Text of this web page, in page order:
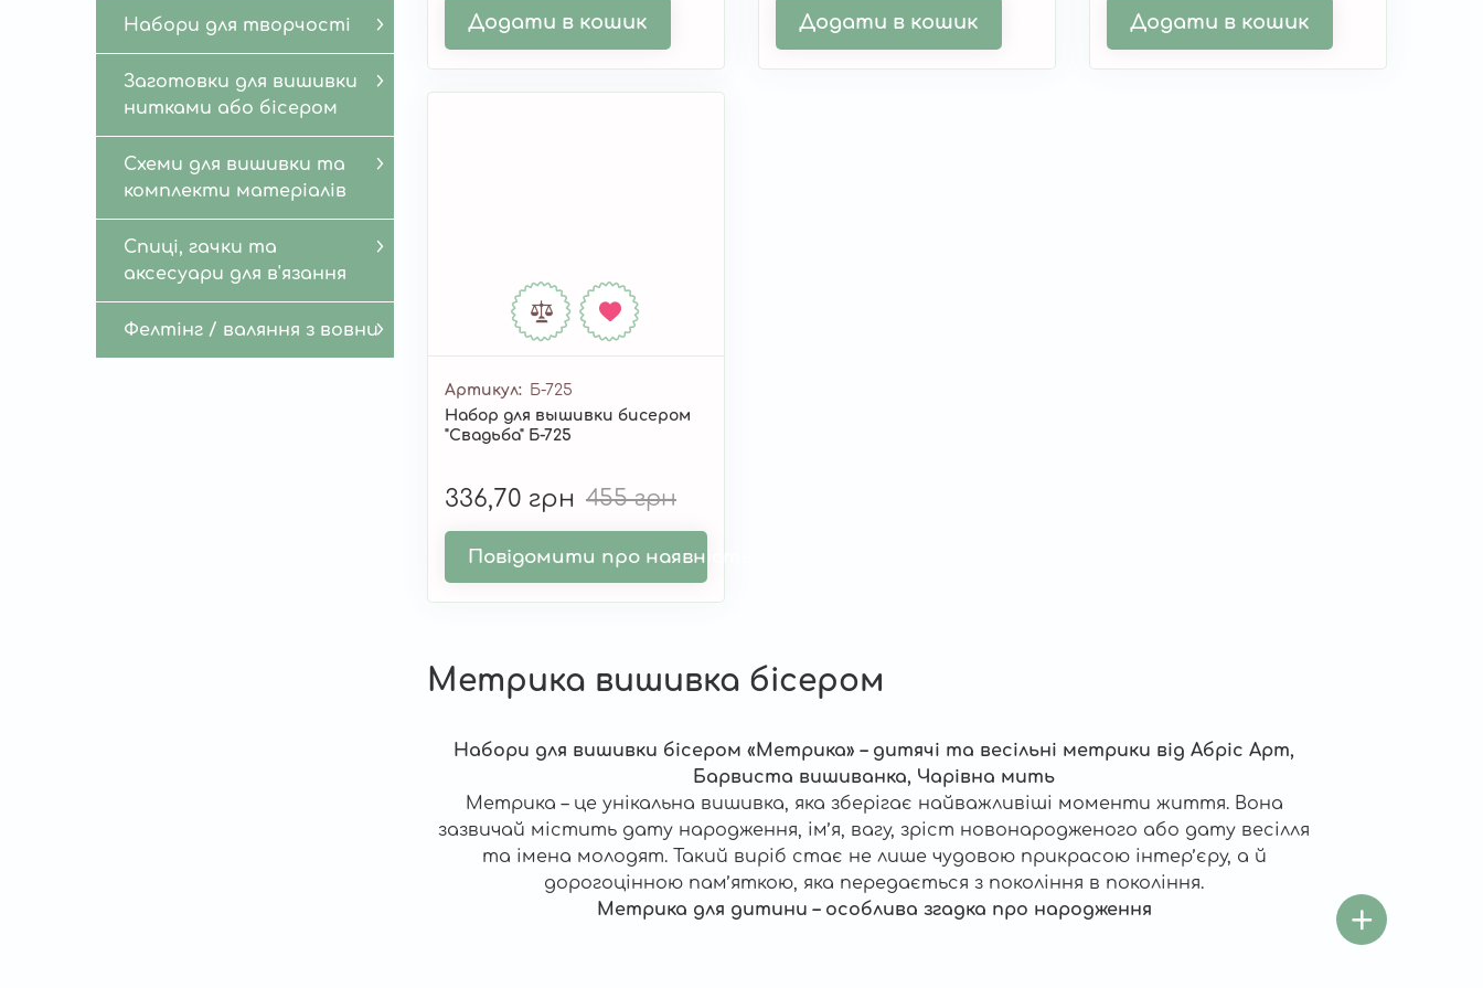
Додати в кошик Додати в кошик Додати в кошик
Артикул
Б-725
Набор для вышивки бисером
"Свадьба" Б-725
336,70 грн 455 грн
Повідомити про наявність
Метрика вишивка бісером
Набори для вишивки бісером «Метрика» – дитячі та весільні метрики від Абріс Арт,
Барвиста вишиванка, Чарівна мить
Метрика – це унікальна вишивка, яка зберігає найважливіші моменти життя. Вона
зазвичай містить дату народження, ім’я, вагу, зріст новонародженого або дату весілля
та імена молодят. Такий виріб стає не лише чудовою прикрасою інтер’єру, а й
дорогоцінною пам’яткою, яка передається з покоління в покоління.
Метрика для дитини – особлива згадка про народження
Набори для творчості
Заготовки для вишивки
нитками або бісером
Схеми для вишивки та
комплекти матеріалів
Спиці, гачки та
аксесуари для в'язання
Фелтінг / валяння з вовни